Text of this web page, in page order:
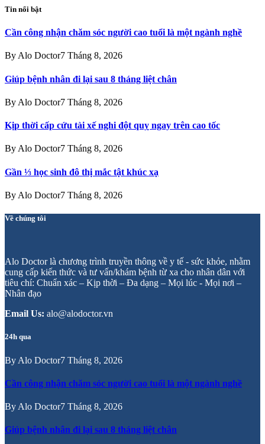
Tin nổi bật
Cần công nhận chăm sóc người cao tuổi là một ngành nghề
By Alo Doctor7 Tháng 8, 2026
Giúp bệnh nhân đi lại sau 8 tháng liệt chân
By Alo Doctor7 Tháng 8, 2026
Kịp thời cấp cứu tài xế nghi đột quỵ ngay trên cao tốc
By Alo Doctor7 Tháng 8, 2026
Gần ⅓ học sinh đô thị mắc tật khúc xạ
By Alo Doctor7 Tháng 8, 2026
Về chúng tôi
Alo Doctor là chương trình truyền thông về y tế - sức khỏe, nhằm
cung cấp kiến thức và tư vấn/khám bệnh từ xa cho nhân dân với
tiêu chí: Chuẩn xác – Kịp thời – Đa dạng – Mọi lúc - Mọi nơi –
Nhân đạo
Email Us: alo@alodoctor.vn
24h qua
By Alo Doctor7 Tháng 8, 2026
Cần công nhận chăm sóc người cao tuổi là một ngành nghề
By Alo Doctor7 Tháng 8, 2026
Giúp bệnh nhân đi lại sau 8 tháng liệt chân